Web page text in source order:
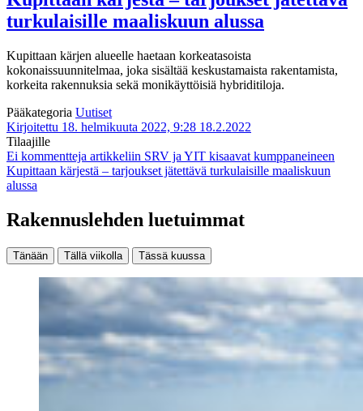
turkulaisille maaliskuun alussa
Kupittaan kärjen alueelle haetaan korkeatasoista
kokonaissuunnitelmaa, joka sisältää keskustamaista rakentamista,
korkeita rakennuksia sekä monikäyttöisiä hybriditiloja.
Pääkategoria Uutiset
Kirjoitettu 18. helmikuuta 2022, 9:28 18.2.2022
Tilaajille
Ei kommentteja artikkeliin SRV ja YIT kisaavat kumppaneineen
Kupittaan kärjestä – tarjoukset jätettävä turkulaisille maaliskuun
alussa
Rakennuslehden luetuimmat
Tänään Tällä viikolla Tässä kuussa